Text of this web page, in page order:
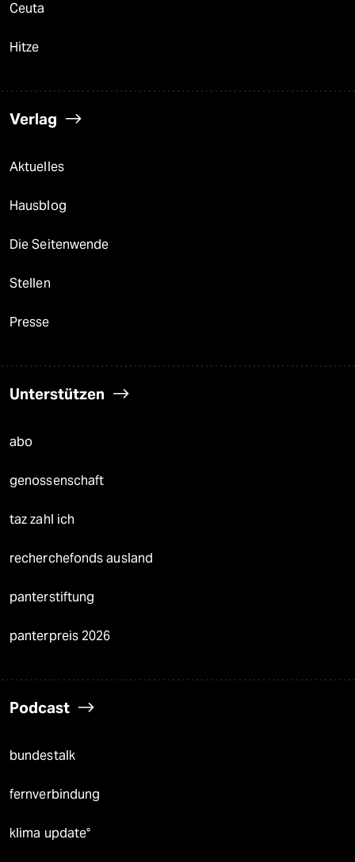
Ceuta
Hitze
Verlag
Aktuelles
Hausblog
Die Seitenwende
Stellen
Presse
Unterstützen
abo
genossenschaft
taz zahl ich
recherchefonds ausland
panterstiftung
panterpreis 2026
Podcast
bundestalk
fernverbindung
klima update°